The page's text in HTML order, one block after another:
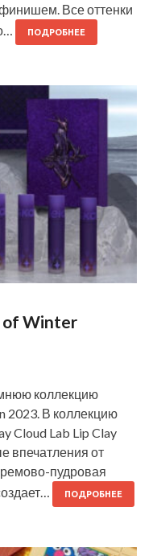
Все оттенки
ПОДРОБНЕЕ
of Winter
коллекцию
2023. В коллекцию
Cloud Lab Lip Clay
впечатления от
пудровая
ПОДРОБНЕЕ